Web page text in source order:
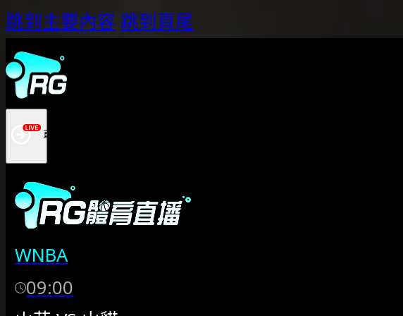
跳到主要內容 跳到頁尾
WNBA
09:00